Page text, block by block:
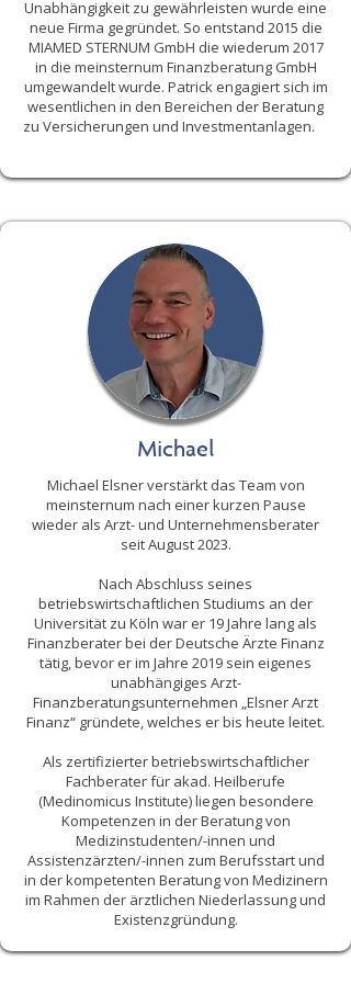
Unabhängigkeit zu gewährleisten wurde eine
neue Firma gegründet. So entstand 2015 die
MIAMED STERNUM GmbH die wiederum 2017
in die meinsternum Finanzberatung GmbH
umgewandelt wurde. Patrick engagiert sich im
wesentlichen in den Bereichen der Beratung
zu Versicherungen und Investmentanlagen.
Michael
Michael Elsner verstärkt das Team von
meinsternum nach einer kurzen Pause
wieder als Arzt- und Unternehmensberater
seit August 2023.
Nach Abschluss seines
betriebswirtschaftlichen Studiums an der
Universität zu Köln war er 19 Jahre lang als
Finanzberater bei der Deutsche Ärzte Finanz
tätig, bevor er im Jahre 2019 sein eigenes
unabhängiges Arzt-
Finanzberatungsunternehmen „Elsner Arzt
Finanz“ gründete, welches er bis heute leitet.
Als zertifizierter betriebswirtschaftlicher
Fachberater für akad. Heilberufe
(Medinomicus Institute) liegen besondere
Kompetenzen in der Beratung von
Medizinstudenten/-innen und
Assistenzärzten/-innen zum Berufsstart und
in der kompetenten Beratung von Medizinern
im Rahmen der ärztlichen Niederlassung und
Existenzgründung.